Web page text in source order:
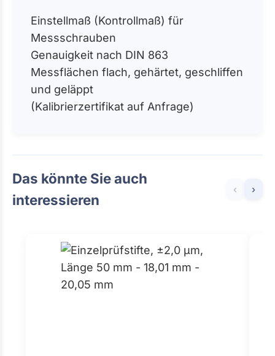
Einstellmaß (Kontrollmaß) für
Messschrauben
Genauigkeit nach DIN 863
Messflächen flach, gehärtet, geschliffen
und geläppt
(Kalibrierzertifikat auf Anfrage)
Das könnte Sie auch
interessieren
‹ ›